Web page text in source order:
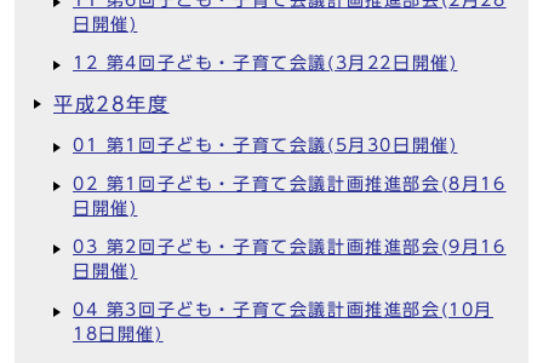
日開催)
12 第4回子ども・子育て会議(3月22日開催)
平成28年度
01 第1回子ども・子育て会議(5月30日開催)
02 第1回子ども・子育て会議計画推進部会(8月16
日開催)
03 第2回子ども・子育て会議計画推進部会(9月16
日開催)
04 第3回子ども・子育て会議計画推進部会(10月
18日開催)